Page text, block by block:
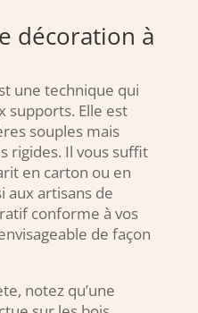
décoration à
une technique qui
supports. Elle est
souples mais
rigides. Il vous suffit
en carton ou en
aux artisans de
conforme à vos
de façon
notez qu’une